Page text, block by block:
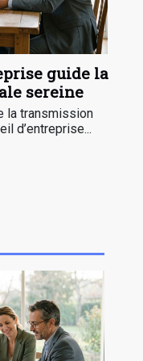
guide la
sereine
la transmission
d’entreprise...